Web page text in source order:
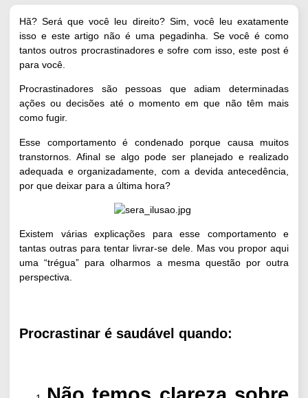
Hã? Será que você leu direito? Sim, você leu exatamente
isso e este artigo não é uma pegadinha. Se você é como
tantos outros procrastinadores e sofre com isso, este post é
para você.
Procrastinadores são pessoas que adiam determinadas
ações ou decisões até o momento em que não têm mais
como fugir.
Esse comportamento é condenado porque causa muitos
transtornos. Afinal se algo pode ser planejado e realizado
adequada e organizadamente, com a devida antecedência,
por que deixar para a última hora?
Existem várias explicações para esse comportamento e
tantas outras paratentar livrar-se dele. Mas vou propor aqui
uma “trégua” para olharmos a mesma questão por outra
perspectiva.
Procrastinar é saudável quando: